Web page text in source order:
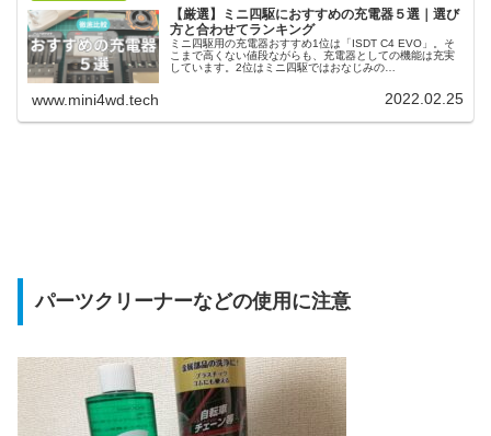
【厳選】ミニ四駆におすすめの充電器５選｜選び
方と合わせてランキング
ミニ四駆用の充電器おすすめ1位は「ISDT C4 EVO」。そ
こまで高くない値段ながらも、充電器としての機能は充実
しています。2位はミニ四駆ではおなじみの
使えるので多くのレーサーに使われています。
www.mini4wd.tech 2022.02.25
パーツクリーナーなどの使用に注意